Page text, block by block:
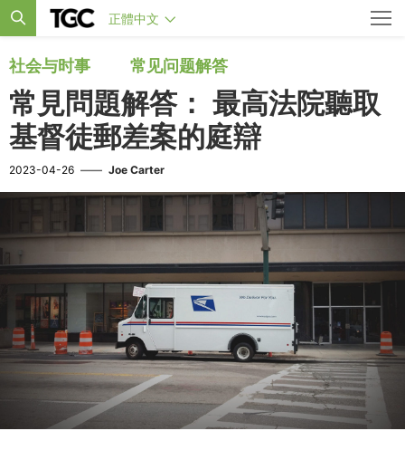
正體中文
社会与时事 常见问题解答
常見問題解答： 最高法院聽取
基督徒郵差案的庭辯
2023-04-26 —— Joe Carter